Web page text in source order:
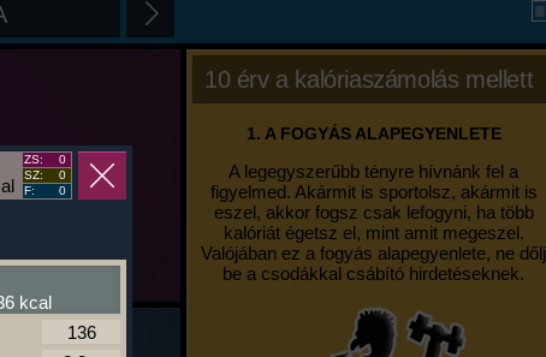
10 érv a kalóriaszámolás mellett
1. A FOGYÁS ALAPEGYENLETE
A legegyszerűbb tényre hívnánk fel a
figyelmed. Akármit is sportolsz, akármit is
eszel, akkor fogsz csak lefogyni, ha több
kalóriát égetsz el, mint amit megeszel.
Valójában ez a fogyás alapegyenlete, ne dőlj
be a csodákkal csábító hirdetéseknek.
ZS:
0
SZ:
0
F:
0
kcal